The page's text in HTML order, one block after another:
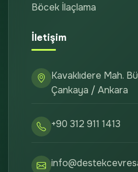
Böcek İlaçlama
İletişim
Kavaklıdere Mah.
Çankaya / Ankara
+90 312 911 1413